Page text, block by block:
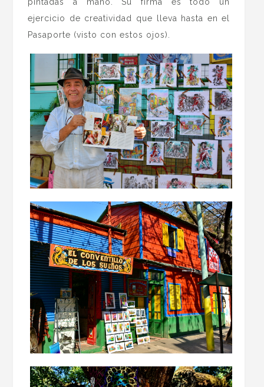
pintadas a mano. Su firma es todo un
ejercicio de creatividad que lleva hasta en el
Pasaporte (visto con estos ojos).